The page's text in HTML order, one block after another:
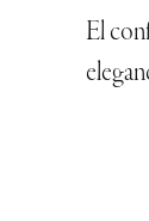
El